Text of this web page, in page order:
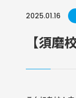
2025.01.16
【須磨